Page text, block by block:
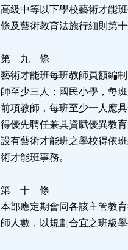
高級中等以下學校藝術才能
條及藝術教育法施行細則第十
第 九 條
藝術才能班每班教師員額編
師至少三人；國民小學，每
前項教師，每班至少一人應
得優先聘任兼具資賦優異教育
設有藝術才能班之學校得依
術才能班事務。
第 十 條
本部應定期會同各該主管教
師人數，以規劃合宜之班級